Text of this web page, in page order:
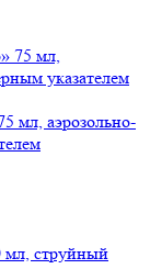
мл, аэрозольно-